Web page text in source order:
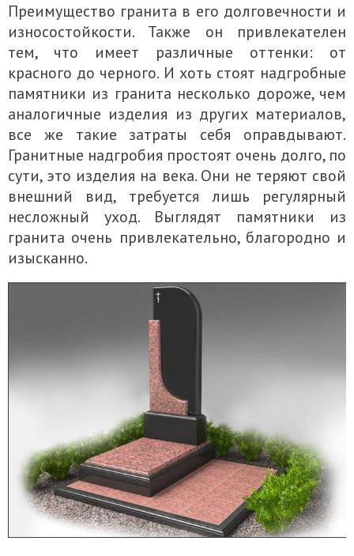
Преимущество гранита в его долговечности и
износостойкости. Также он привлекателен
тем, что имеет различные оттенки: от
красного до черного. И хоть стоят надгробные
памятники из гранита несколько дороже, чем
аналогичные изделия из других материалов,
все же такие затраты себя оправдывают.
Гранитные надгробия простоят очень долго, по
сути, это изделия на века. Они не теряют свой
внешний вид, требуется лишь регулярный
несложный уход. Выглядят памятники из
гранита очень привлекательно, благородно и
изысканно.